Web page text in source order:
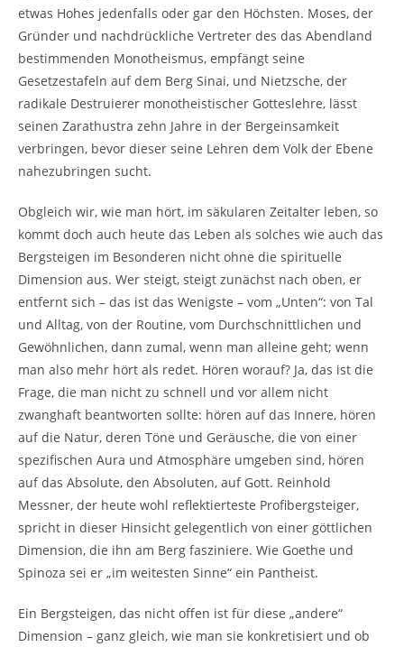
etwas Hohes jedenfalls oder gar den Höchsten. Moses, der
Gründer und nachdrückliche Vertreter des das Abendland
bestimmenden Monotheismus, empfängt seine
Gesetzestafeln auf dem Berg Sinai, und Nietzsche, der
radikale Destruierer monotheistischer Gotteslehre, lässt
seinen Zarathustra zehn Jahre in der Bergeinsamkeit
verbringen, bevor dieser seine Lehren dem Volk der Ebene
nahezubringen sucht.
Obgleich wir, wie man hört, im säkularen Zeitalter leben, so
kommt doch auch heute das Leben als solches wie auch das
Bergsteigen im Besonderen nicht ohne die spirituelle
Dimension aus. Wer steigt, steigt zunächst nach oben, er
entfernt sich – das ist das Wenigste – vom „Unten“: von Tal
und Alltag, von der Routine, vom Durchschnittlichen und
Gewöhnlichen, dann zumal, wenn man alleine geht; wenn
man also mehr hört als redet. Hören worauf? Ja, das ist die
Frage, die man nicht zu schnell und vor allem nicht
zwanghaft beantworten sollte: hören auf das Innere, hören
auf die Natur, deren Töne und Geräusche, die von einer
spezifischen Aura und Atmosphäre umgeben sind, hören
auf das Absolute, den Absoluten, auf Gott. Reinhold
Messner, der heute wohl reflektierteste Profibergsteiger,
spricht in dieser Hinsicht gelegentlich von einer göttlichen
Dimension, die ihn am Berg fasziniere. Wie Goethe und
Spinoza sei er „im weitesten Sinne“ ein Pantheist.
Ein Bergsteigen, das nicht offen ist für diese „andere“
Dimension – ganz gleich, wie man sie konkretisiert und ob